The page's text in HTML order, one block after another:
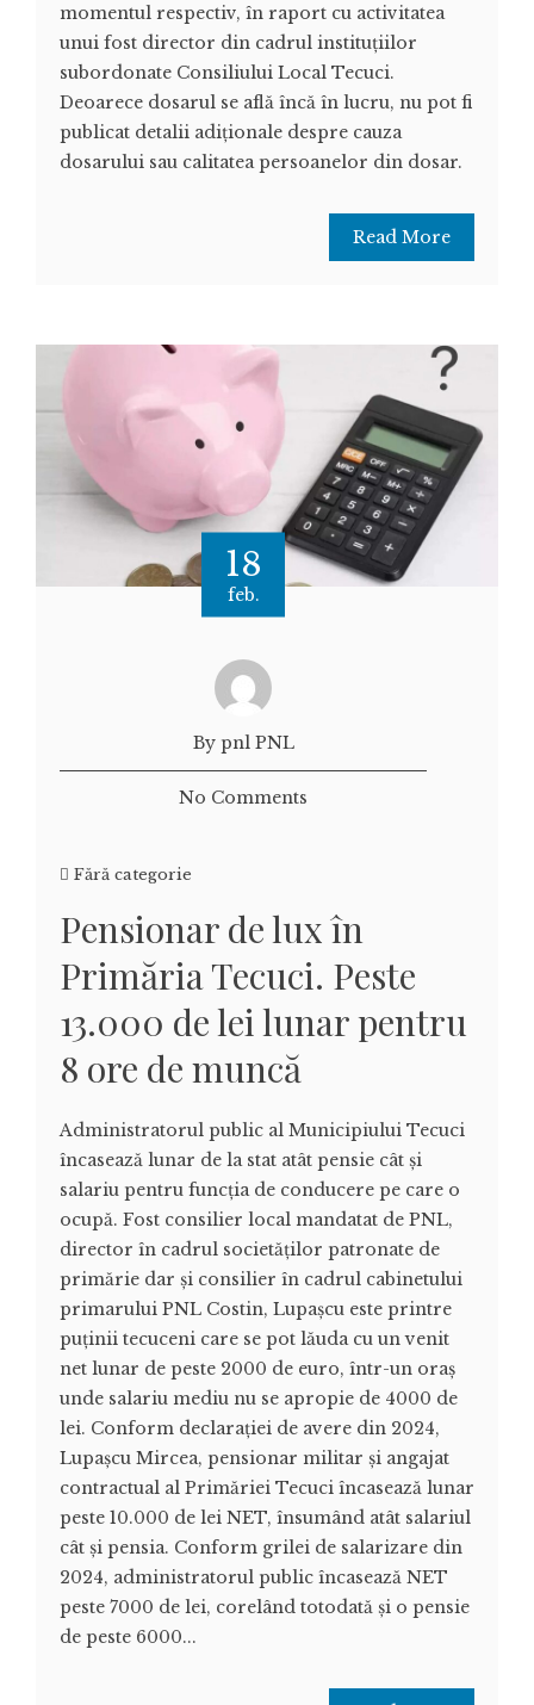
momentul respectiv, în raport cu activitatea
unui fost director din cadrul instituțiilor
subordonate Consiliului Local Tecuci.
Deoarece dosarul se află încă în lucru, nu pot fi
publicat detalii adiționale despre cauza
dosarului sau calitatea persoanelor din dosar.
Read More
18
feb.
By pnl PNL
No Comments
Fără categorie
Pensionar de lux în
Primăria Tecuci. Peste
13.000 de lei lunar pentru
8 ore de muncă
Administratorul public al Municipiului Tecuci
încasează lunar de la stat atât pensie cât și
salariu pentru funcția de conducere pe care o
ocupă. Fost consilier local mandatat de PNL,
director în cadrul societăților patronate de
primărie dar și consilier în cadrul cabinetului
primarului PNL Costin, Lupașcu este printre
puținii tecuceni care se pot lăuda cu un venit
net lunar de peste 2000 de euro, într-un oraș
unde salariu mediu nu se apropie de 4000 de
lei. Conform declarației de avere din 2024,
Lupașcu Mircea, pensionar militar și angajat
contractual al Primăriei Tecuci încasează lunar
peste 10.000 de lei NET, însumând atât salariul
cât și pensia. Conform grilei de salarizare din
2024, administratorul public încasează NET
peste 7000 de lei, corelând totodată și o pensie
de peste 6000...